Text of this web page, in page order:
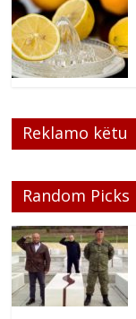
Reklamo këtu
Random Picks